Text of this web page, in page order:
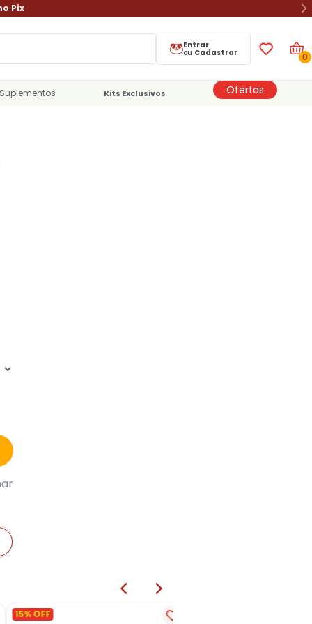
Pix
Entrar
ou Cadastrar 0
Suplementos Kits Exclusivos Ofertas
15% OFF